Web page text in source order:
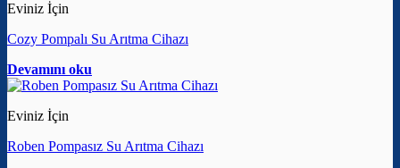
Eviniz İçin
Cozy Pompalı Su Arıtma Cihazı
Devamını oku
Eviniz İçin
Roben Pompasız Su Arıtma Cihazı